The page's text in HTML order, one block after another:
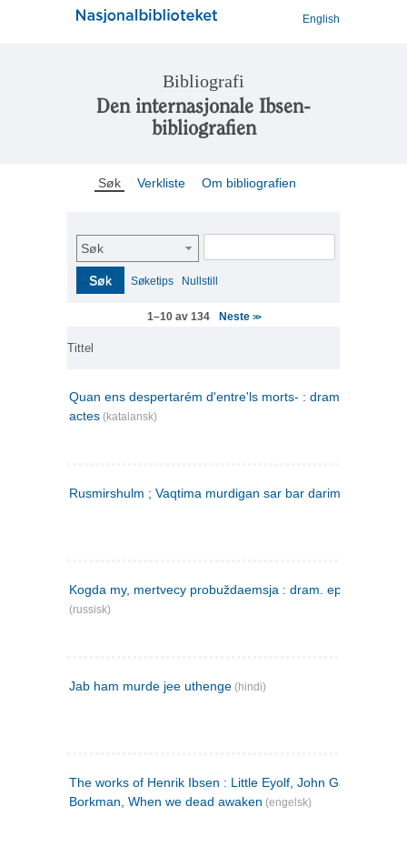
English
Bibliografi
Den internasjonale Ibsen-
bibliografien
Søk Verkliste Om bibliografien
Søk
Søk Søketips Nullstill
1–10 av 134 Neste >>
Tittel
Quan ens despertarém d'entre'ls morts- : drama en tres
actes (katalansk)
Rusmirshulm ; Vaqtima murdigan sar bar darim
Kogda my, mertvecy probuždaemsja : dram. epilog v 3 d
(russisk)
Jab ham murde jee uthenge (hindi)
The works of Henrik Ibsen : Little Eyolf, John Gabriel
Borkman, When we dead awaken (engelsk)